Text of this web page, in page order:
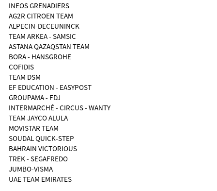
INEOS GRENADIERS
AG2R CITROEN TEAM
ALPECIN-DECEUNINCK
TEAM ARKEA - SAMSIC
ASTANA QAZAQSTAN TEAM
BORA - HANSGROHE
COFIDIS
TEAM DSM
EF EDUCATION - EASYPOST
GROUPAMA - FDJ
INTERMARCHÉ - CIRCUS - WANTY
TEAM JAYCO ALULA
MOVISTAR TEAM
SOUDAL QUICK-STEP
BAHRAIN VICTORIOUS
TREK - SEGAFREDO
JUMBO-VISMA
UAE TEAM EMIRATES